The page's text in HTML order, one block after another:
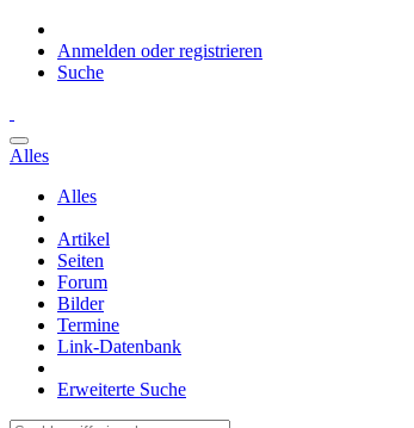
Anmelden oder registrieren
Suche
Alles
Alles
Artikel
Seiten
Forum
Bilder
Termine
Link-Datenbank
Erweiterte Suche